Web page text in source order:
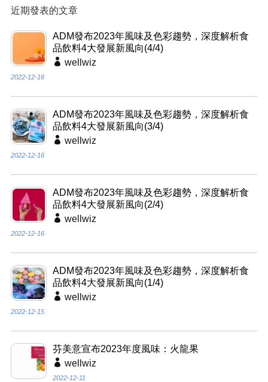
近期發表的文章
ADM發布2023年風味及色彩趨勢，深度解析食
品飲料4大發展新風向(4/4)
wellwiz
2022-12-16
ADM發布2023年風味及色彩趨勢，深度解析食
品飲料4大發展新風向(3/4)
wellwiz
2022-12-16
ADM發布2023年風味及色彩趨勢，深度解析食
品飲料4大發展新風向(2/4)
wellwiz
2022-12-16
ADM發布2023年風味及色彩趨勢，深度解析食
品飲料4大發展新風向(1/4)
wellwiz
2022-12-15
芬美意宣布2023年度風味：火龍果
wellwiz
2022-12-11